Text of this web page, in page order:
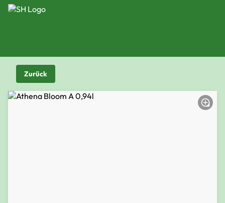
Zurück